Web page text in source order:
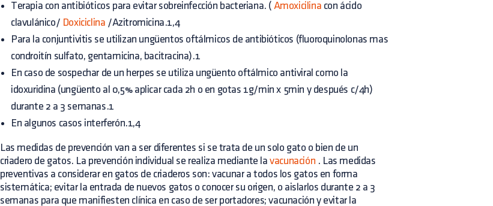
Terapia con antibióticos para evitar sobreinfección bacteriana. ( Amoxicilina con ácido
clavulánico/ Doxiciclina /Azitromicina.1,4
Para la conjuntivitis se utilizan ungüentos oftálmicos de antibióticos (fluoroquinolonas mas
condroitín sulfato, gentamicina, bacitracina).1
En caso de sospechar de un herpes se utiliza ungüento oftálmico antiviral como la
idoxuridina (ungüento al 0,5% aplicar cada 2h o en gotas 1g/min x 5min y después c/4h)
durante 2 a 3 semanas.1
En algunos casos interferón.1,4
Las medidas de prevención van a ser diferentes si se trata de un solo gato o bien de un
criadero de gatos. La prevención individual se realiza mediante lavacunación . Las medidas
preventivas a considerar en gatos de criaderos son: vacunar a todos los gatos en forma
sistemática; evitar la entrada de nuevos gatos o conocer su origen, o aislarlos durante 2 a 3
semanas para que manifiesten clínica en caso de ser portadores; vacunación y evitar la